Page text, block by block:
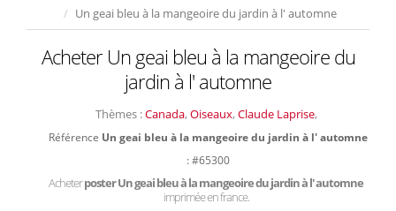
Un geai bleu à la mangeoire du jardin à l' automne
Acheter Un geai bleu à la mangeoire du
jardin à l' automne
Thèmes :Canada, Oiseaux, Claude Laprise,
Référence Un geai bleu à la mangeoire du jardin à l' automne
: #65300
Acheterposter Un geai bleu à la mangeoire du jardin à l' automne
imprimée en france.